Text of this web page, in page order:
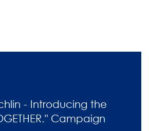
- Introducing the
Campaign